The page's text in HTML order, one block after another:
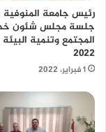
رئيس جامعة
جلسة مجلس شئون
المجتمع وتنمية البيئة
٢٠٢٢
1 فبراير، 2022